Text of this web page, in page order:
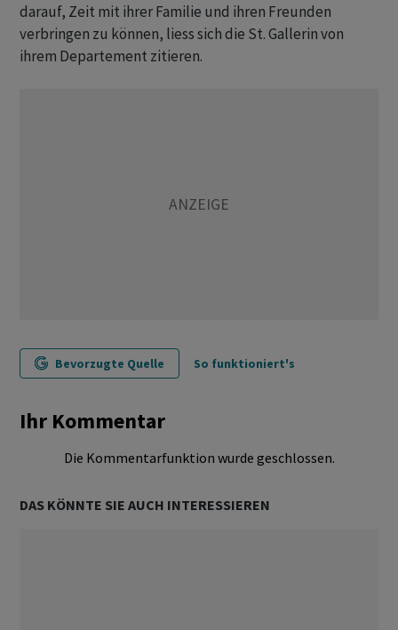
darauf, Zeit mit ihrer Familie und ihren Freunden
verbringen zu können, liess sich die St. Gallerin von
ihrem Departement zitieren.
Bevorzugte Quelle So funktioniert's
Ihr Kommentar
Die Kommentarfunktion wurde geschlossen.
DAS KÖNNTE SIE AUCH INTERESSIEREN